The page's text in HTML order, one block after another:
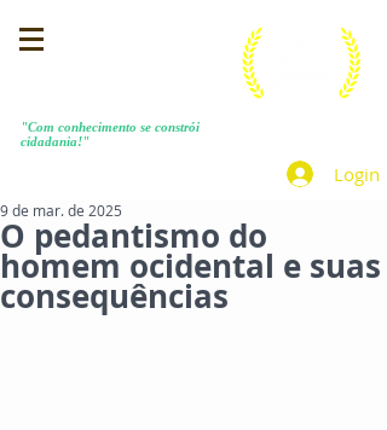
"Com conhecimento se constrói
cidadania!"
Login
O pedantismo do
homem ocidental e suas
consequências
9 de mar. de 2025